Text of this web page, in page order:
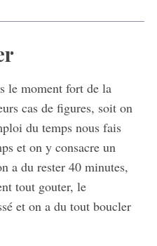
le moment fort de la
cas de figures, soit on
du temps nous fais
et on y consacre un
a du rester 40 minutes,
tout gouter, le
et on a du tout boucler